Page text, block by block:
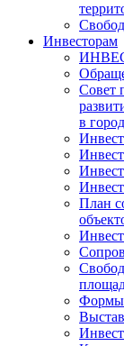
Инвесторам
Совет
в
План
Формы